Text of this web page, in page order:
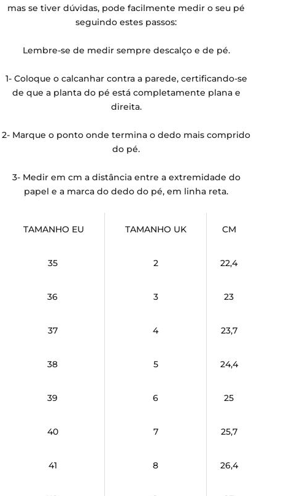
mas se tiver dúvidas, pode facilmente medir o seu pé
seguindo estes passos:
Lembre-se de medir sempre descalço e de pé.
1- Coloque o calcanhar contra a parede, certificando-se
de que a planta do pé está completamente plana e
direita.
2- Marque o ponto onde termina o dedo mais comprido
do pé.
3- Medir em cm a distância entre a extremidade do
papel e a marca do dedo do pé, em linha reta.
TAMANHO EU TAMANHO UK CM
35 2 22,4
36 3 23
37 4 23,7
38 5 24,4
39 6 25
40 7 25,7
41 8 26,4